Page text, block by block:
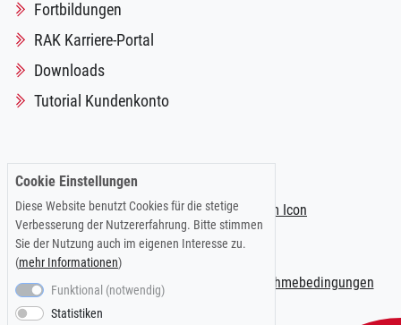
Fortbildungen
RAK Karriere-Portal
Downloads
Tutorial Kundenkonto
Impressum |Datenschutzerklärung Teilnahmebedingungen
Cookie Einstellungen
Diese Website benutzt Cookies für die stetige
Verbesserung der Nutzererfahrung. Bitte stimmen
Sie der Nutzung auch im eigenen Interesse zu.
(mehr Informationen)
Funktional (notwendig)
Statistiken